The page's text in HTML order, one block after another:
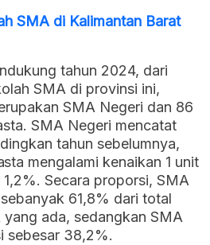
SMA di Kalimantan Barat
tahun 2024, dari
SMA di provinsi ini,
SMA Negeri dan 86
SMA Negeri mencatat
tahun sebelumnya,
mengalami kenaikan 1 unit
Secara proporsi, SMA
61,8% dari total
ada, sedangkan SMA
sebesar 38,2%.